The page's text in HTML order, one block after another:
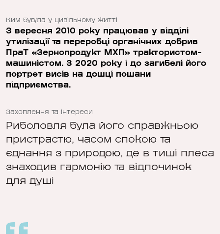
Ким був/ла у цивільному житті
З вересня 2010 року працював у відділі
утилізації та переробці органічних добрив
ПраТ «Зернопродукт МХП» трактористом-
машиністом. З 2020 року і до загибелі його
портрет висів на дошці пошани
підприємства.
Захоплення та інтереси
Риболовля була його справжньою
пристрастю, часом спокою та
єднання з природою, де в тиші плеса
знаходив гармонію та відпочинок
для душі